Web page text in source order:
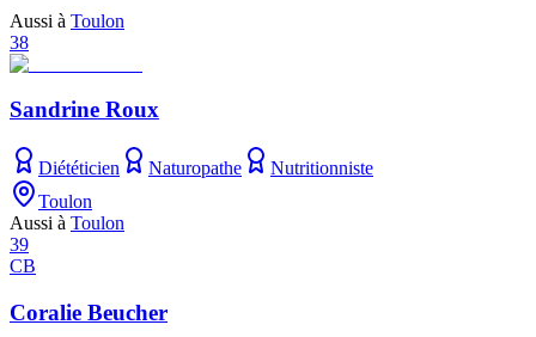
Aussi à Toulon
38
Sandrine Roux
Diététicien Naturopathe
Nutritionniste
Toulon
Aussi à Toulon
39
CB
Coralie Beucher